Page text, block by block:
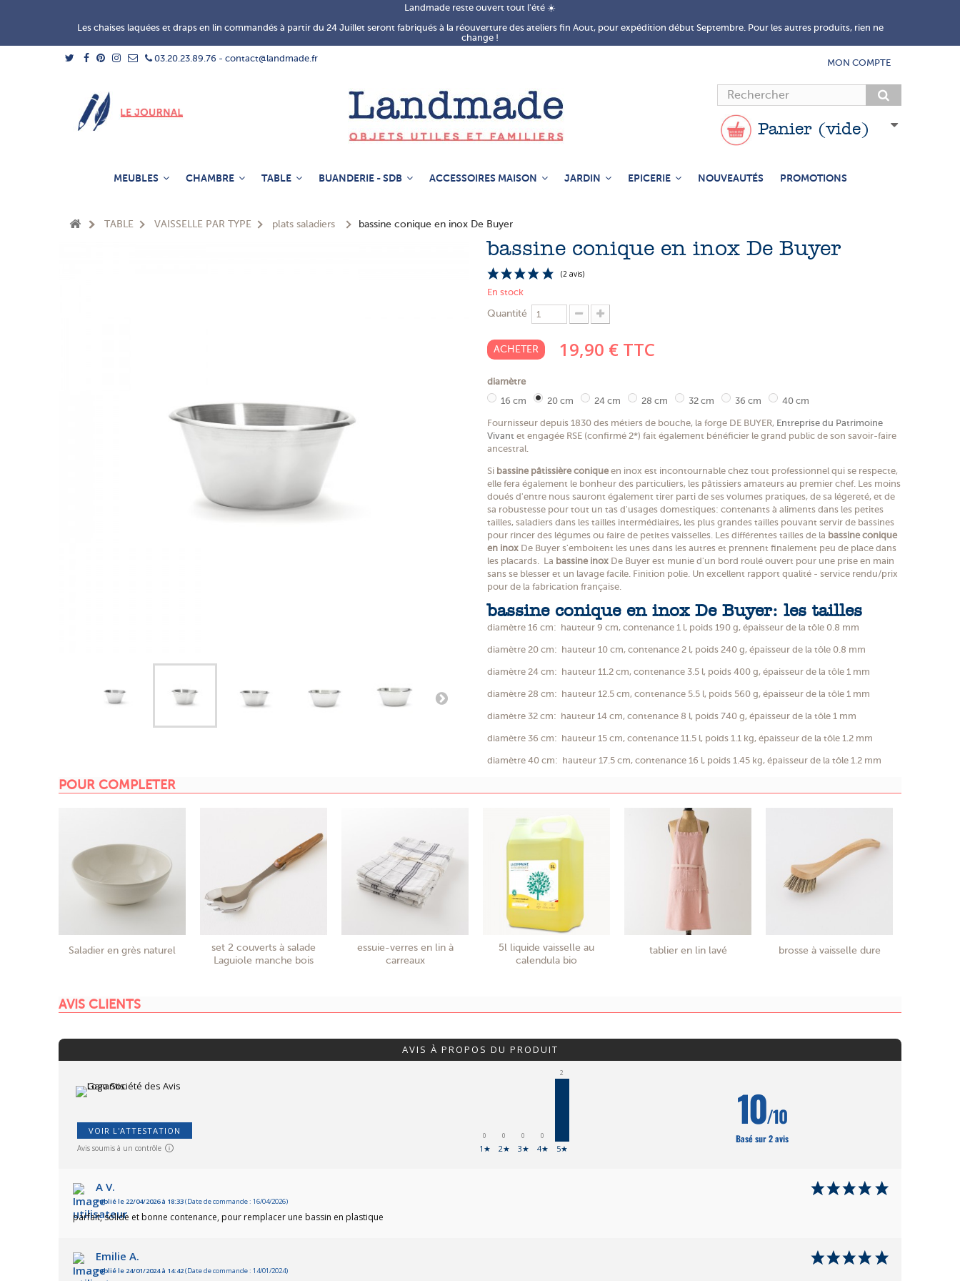
Landmade reste ouvert tout l'été ☀️
Les chaises laquées et draps en lin commandés à partir du 24 Juillet seront fabriqués à la réouverture des ateliers fin Aout, pour expédition début Septembre. Pour les autres produits, rien ne
change !
03.20.23.89.76 - contact@landmade.fr
MON COMPTE
Panier (vide)
MEUBLES CHAMBRE TABLE BUANDERIE - SDB ACCESSOIRES MAISON JARDIN EPICERIE NOUVEAUTÉS PROMOTIONS
TABLE VAISSELLE PAR TYPE plats saladiers bassine conique en inox De Buyer
bassine conique en inox De Buyer
En stock
Quantité
ACHETER 19,90 € TTC
diamètre
16 cm
20 cm 24 cm 28 cm 32 cm 36 cm 40 cm
Fournisseur depuis 1830 des métiers de bouche, la forge DE BUYER, Entreprise du Patrimoine
Vivant et engagée RSE (confirmé 2*) fait également bénéficier le grand public de son savoir-faire
ancestral.
Si bassine pâtissière conique en inox est incontournable chez tout professionnel qui se respecte,
elle fera également le bonheur des particuliers, les pâtissiers amateurs au premier chef. Les moins
doués d'entre nous sauront également tirer parti de ses volumes pratiques, de sa légereté, et de
sa robustesse pour tout un tas d'usages domestiques: contenants à aliments dans les petites
tailles, saladiers dans les tailles intermédiaires, les plus grandes tailles pouvant servir de bassines
pour rincer des légumes ou faire de petites vaisselles. Les différentes tailles de la bassine conique
en inox De Buyer s'emboitent les unes dans les autres et prennent finalement peu de place dans
les placards. La bassine inox De Buyer est munie d'un bord roulé ouvert pour une prise en main
sans se blesser et un lavage facile. Finition polie. Un excellent rapport qualité - service rendu/prix
pour de la fabrication française.
bassine conique en inox De Buyer: les tailles
diamètre 16 cm: hauteur 9 cm, contenance 1 l, poids 190 g, épaisseur de la tôle 0.8 mm
diamètre 20 cm: hauteur 10 cm, contenance 2 l, poids 240 g, épaisseur de la tôle 0.8 mm
diamètre 24 cm: hauteur 11.2 cm, contenance 3.5 l, poids 400 g, épaisseur de la tôle 1 mm
diamètre 28 cm: hauteur 12.5 cm, contenance 5.5 l, poids 560 g, épaisseur de la tôle 1 mm
diamètre 32 cm: hauteur 14 cm, contenance 8 l, poids 740 g, épaisseur de la tôle 1 mm
diamètre 36 cm: hauteur 15 cm, contenance 11.5 l, poids 1.1 kg, épaisseur de la tôle 1.2 mm
diamètre 40 cm: hauteur 17.5 cm, contenance 16 l, poids 1.45 kg, épaisseur de la tôle 1.2 mm
POUR COMPLETER
Saladier en grès naturel
set 2 couverts à salade
Laguiole manche bois
essuie-verres en lin à
carreaux
5l liquide vaisselle au
calendula bio
tablier en lin lavé brosse à vaisselle dure
AVIS CLIENTS
AVIS À PROPOS DU PRODUIT
VOIR L'ATTESTATION
Avis soumis à un contrôle
0
1★
0
2★
0
3★
0
4★
2
5★
10/10
Basé sur 2 avis
A V.
Publié le 22/04/2026 à 18:33(Date de commande : 16/04/2026)
parfait, solide et bonne contenance, pour remplacer une bassin en plastique
Emilie A.
Publié le 24/01/2024 à 14:42(Date de commande : 14/01/2024)